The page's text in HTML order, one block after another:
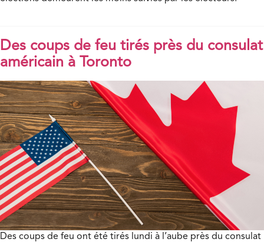
Des coups de feu tirés près du consulat
américain à Toronto
Des coups de feu ont été tirés lundi à l’aube près du consulat